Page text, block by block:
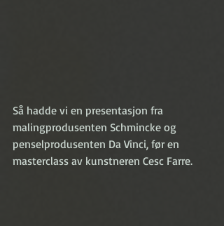
Så hadde vi en presentasjon fra
malingprodusenten Schmincke og
penselprodusenten Da Vinci, før en
masterclass av kunstneren Cesc Farre.